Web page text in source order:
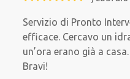
Servizio di Pronto
efficace. Cercavo un
un’ora erano già a
Bravi!